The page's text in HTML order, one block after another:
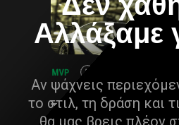
Αλλάξαμε
Αν ψάχνεις
το στιλ, τη δράση και
θα μας βρεις πλέον